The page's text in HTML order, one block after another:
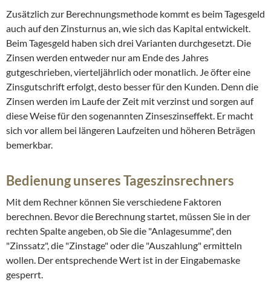
Zusätzlich zur Berechnungsmethode kommt es beim Tagesgeld
auch auf den Zinsturnus an, wie sich das Kapital entwickelt.
Beim Tagesgeld haben sich drei Varianten durchgesetzt. Die
Zinsen werden entweder nur am Ende des Jahres
gutgeschrieben, vierteljährlich oder monatlich. Je öfter eine
Zinsgutschrift erfolgt, desto besser für den Kunden. Denn die
Zinsen werden im Laufe der Zeit mit verzinst und sorgen auf
diese Weise für den sogenannten Zinseszinseffekt. Er macht
sich vor allem bei längeren Laufzeiten und höheren Beträgen
bemerkbar.
Bedienung unseres Tageszinsrechners
Mit dem Rechner können Sie verschiedene Faktoren
berechnen. Bevor die Berechnung startet, müssen Sie in der
rechten Spalte angeben, ob Sie die "Anlagesumme", den
"Zinssatz", die "Zinstage" oder die "Auszahlung" ermitteln
wollen. Der entsprechende Wert ist in der Eingabemaske
gesperrt.